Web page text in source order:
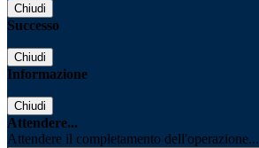
Chiudi
Successo
Chiudi
Informazione
Chiudi
Attendere...
Attendere il completamento dell'operazione...